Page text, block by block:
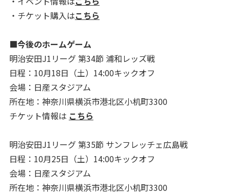
・チケット購入はこちら
■今後のホームゲーム
明治安田J1リーグ 第34節 浦和レッズ戦
日程：10月18日（土）14:00キックオフ
会場：日産スタジアム
所在地：神奈川県横浜市港北区小机町3300
チケット情報は こちら
明治安田J1リーグ 第35節 サンフレッチェ広島戦
日程：10月25日（土）14:00キックオフ
会場：日産スタジアム
所在地：神奈川県横浜市港北区小机町3300